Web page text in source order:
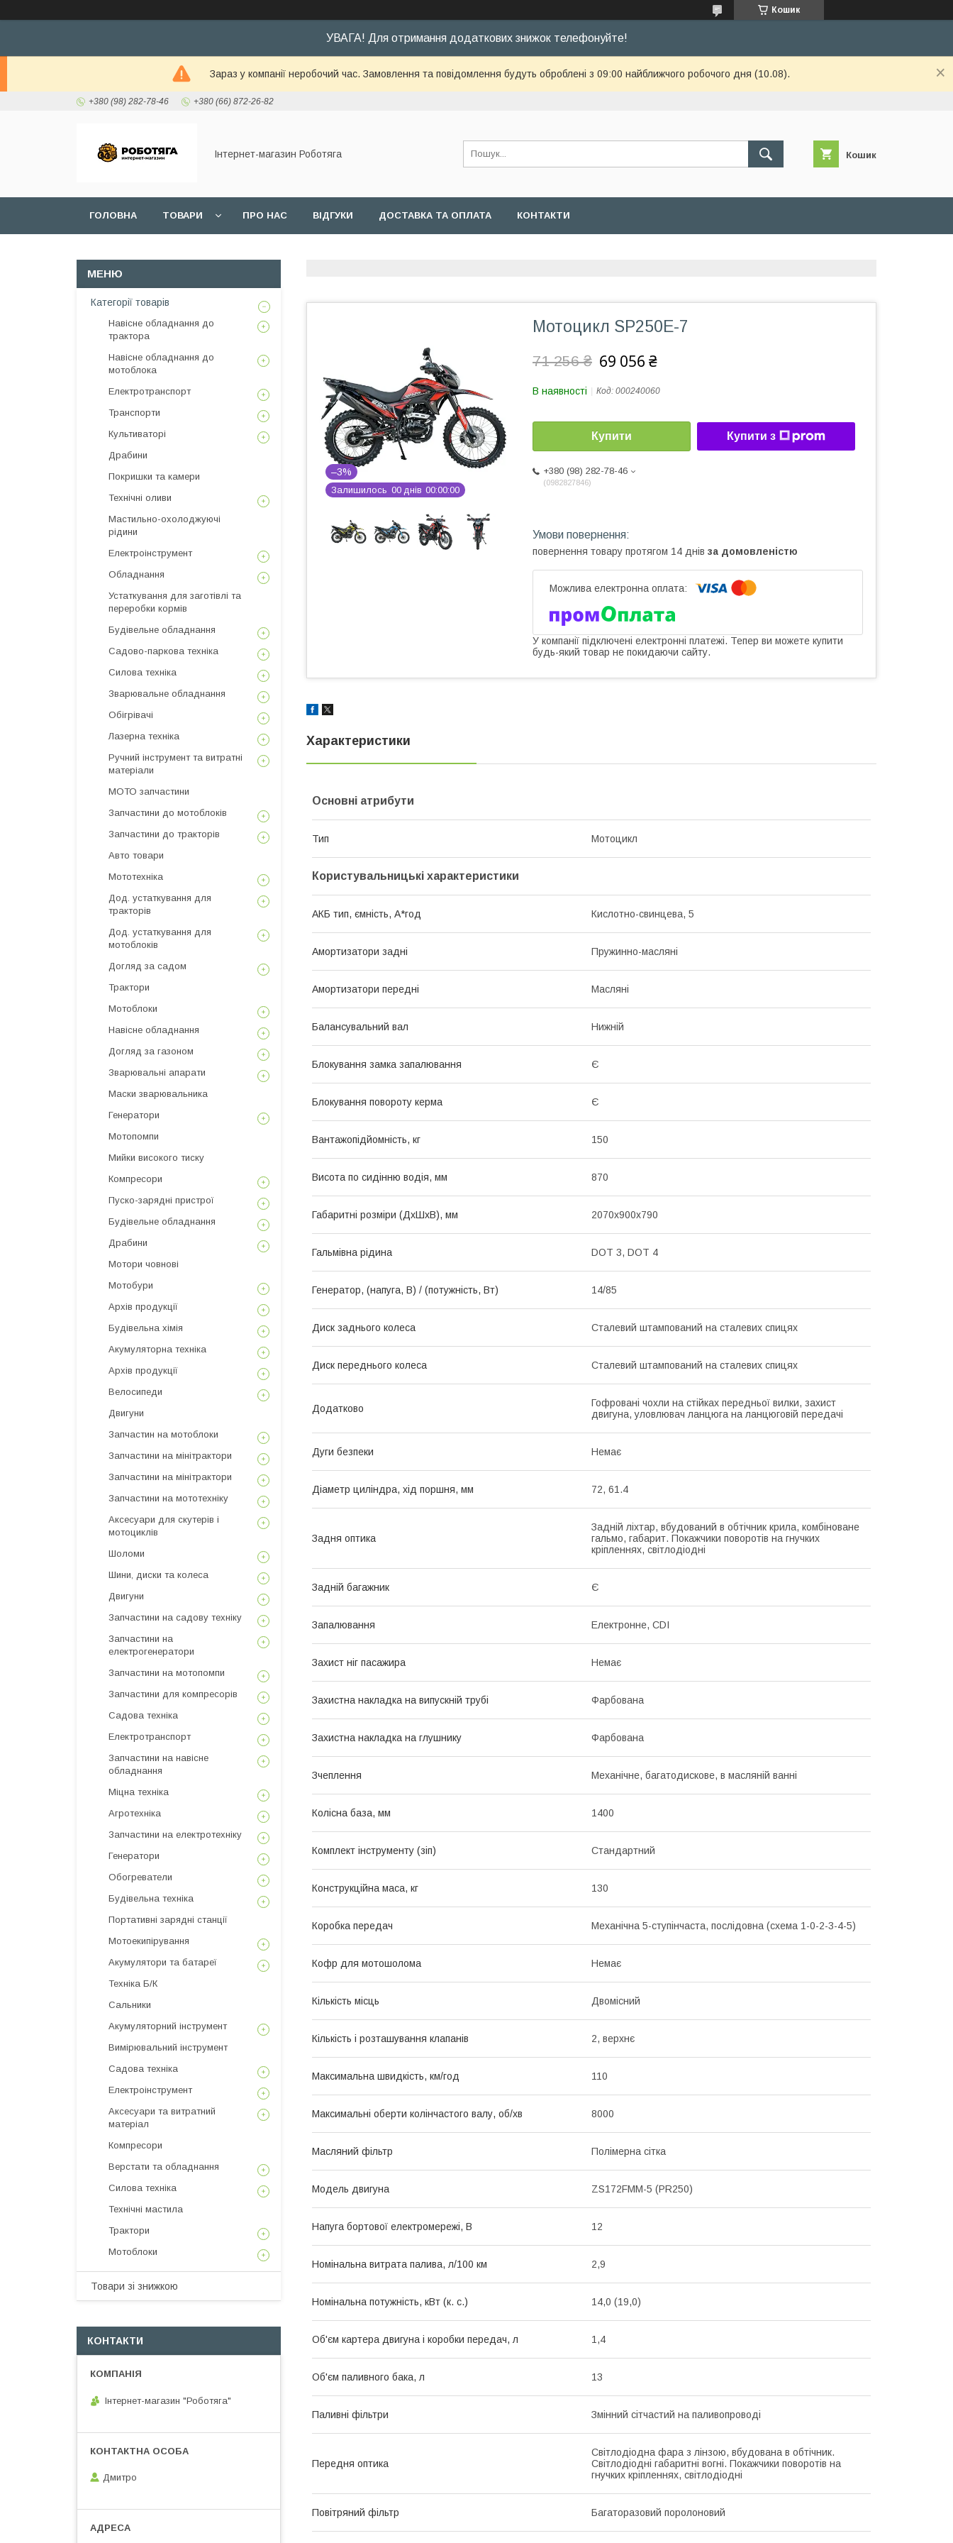
Кошик
УВАГА! Для отримання додаткових знижок телефонуйте!
Зараз у компанії неробочий час. Замовлення та повідомлення будуть оброблені з 09:00 найближчого робочого дня (10.08).
+380 (98) 282-78-46 +380 (66) 872-26-82
Інтернет-магазин Роботяга Кошик
ГОЛОВНА ТОВАРИ ПРО НАС ВІДГУКИ ДОСТАВКА ТА ОПЛАТА КОНТАКТИ
–3%
Залишилось 00 днів 00 00 00
Мотоцикл SP250E-7
71 256 ₴ 69 056 ₴
В наявності Код: 000240060
Купити Купити з
+380 (98) 282-78-46
0982827846
повернення товару протягом 14 днів за домовленістю
У компанії підключені електронні платежі. Тепер ви можете купити
будь-який товар не покидаючи сайту.
Характеристики
Основні атрибути
Тип Мотоцикл
Користувальницькі характеристики
АКБ тип, ємність, А*год Кислотно-свинцева, 5
Амортизатори задні Пружинно-масляні
Амортизатори передні Масляні
Балансувальний вал Нижній
Блокування замка запалювання Є
Блокування повороту керма Є
Вантажопідйомність, кг 150
Висота по сидінню водія, мм 870
Габаритні розміри (ДхШхВ), мм 2070х900х790
Гальмівна рідина DOT 3, DOT 4
Генератор, (напуга, В) / (потужність, Вт) 14/85
Диск заднього колеса Сталевий штампований на сталевих спицях
Диск переднього колеса Сталевий штампований на сталевих спицях
Додатково
Гофровані чохли на стійках передньої вилки, захист
двигуна, уловлювач ланцюга на ланцюговій передачі
Дуги безпеки Немає
Діаметр циліндра, хід поршня, мм 72, 61.4
Задня оптика
Задній ліхтар, вбудований в обтічник крила, комбіноване
гальмо, габарит. Покажчики поворотів на гнучких
кріпленнях, світлодіодні
Задній багажник Є
Запалювання Електронне, CDI
Захист ніг пасажира Немає
Захистна накладка на випускній трубі Фарбована
Захистна накладка на глушнику Фарбована
Зчеплення Механічне, багатодискове, в масляній ванні
Колісна база, мм 1400
Комплект інструменту (зіп) Стандартний
Конструкційна маса, кг 130
Коробка передач Механічна 5-ступінчаста, послідовна (схема 1-0-2-3-4-5)
Кофр для мотошолома Немає
Кількість місць Двомісний
Кількість і розташування клапанів 2, верхнє
Максимальна швидкість, км/год 110
Максимальні оберти колінчастого валу, об/хв 8000
Масляний фільтр Полімерна сітка
Модель двигуна ZS172FMM-5 (PR250)
Напуга бортової електромережі, В 12
Номінальна витрата палива, л/100 км 2,9
Номінальна потужність, кВт (к. с.) 14,0 (19,0)
Об'єм картера двигуна і коробки передач, л 1,4
Об'єм паливного бака, л 13
Паливні фільтри Змінний сітчастий на паливопроводі
Передня оптика
Світлодіодна фара з лінзою, вбудована в обтічник.
Світлодіодні габаритні вогні. Покажчики поворотів на
гнучких кріпленнях, світлодіодні
Повітряний фільтр Багаторазовий поролоновий
Категорії товарів
Навісне обладнання до
трактора
Навісне обладнання до
мотоблока
Електротранспорт
Транспорти
Культиваторі
Драбини
Покришки та камери
Технічні оливи
Мастильно-охолоджуючі
рідини
Електроінструмент
Обладнання
Устаткування для заготівлі та
переробки кормів
Будівельне обладнання
Садово-паркова техніка
Силова техніка
Зварювальне обладнання
Обігрівачі
Лазерна техніка
Ручний інструмент та витратні
матеріали
МОТО запчастини
Запчастини до мотоблоків
Запчастини до тракторів
Авто товари
Мототехніка
Дод. устаткування для
тракторів
Дод. устаткування для
мотоблоків
Догляд за садом
Трактори
Мотоблоки
Навісне обладнання
Догляд за газоном
Зварювальні апарати
Маски зварювальника
Генератори
Мотопомпи
Мийки високого тиску
Компресори
Пуско-зарядні пристрої
Будівельне обладнання
Драбини
Мотори човнові
Мотобури
Архів продукції
Будівельна хімія
Акумуляторна техніка
Архів продукції
Велосипеди
Двигуни
Запчастин на мотоблоки
Запчастини на мінітрактори
Запчастини на мінітрактори
Запчастини на мототехніку
Аксесуари для скутерів і
мотоциклів
Шоломи
Шини, диски та колеса
Двигуни
Запчастини на садову техніку
Запчастини на
електрогенератори
Запчастини на мотопомпи
Запчастини для компресорів
Садова техніка
Електротранспорт
Запчастини на навісне
обладнання
Міцна техніка
Агротехніка
Запчастини на електротехніку
Генератори
Обогреватели
Будівельна техніка
Портативні зарядні станції
Мотоекипірування
Акумулятори та батареї
Техніка Б/К
Сальники
Акумуляторний інструмент
Вимірювальний інструмент
Садова техніка
Електроінструмент
Аксесуари та витратний
матеріал
Компресори
Верстати та обладнання
Силова техніка
Технічні мастила
Трактори
Мотоблоки
Товари зі знижкою
КОНТАКТИ
Інтернет-магазин "Роботяга"
Дмитро